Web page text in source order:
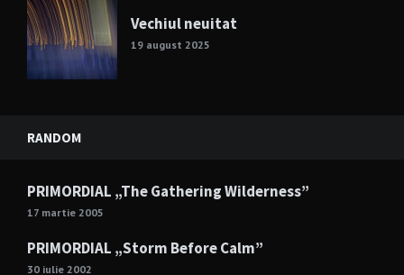
Vechiul neuitat
19 august 2025
RANDOM
PRIMORDIAL „The Gathering Wilderness”
17 martie 2005
PRIMORDIAL „Storm Before Calm”
30 iulie 2002